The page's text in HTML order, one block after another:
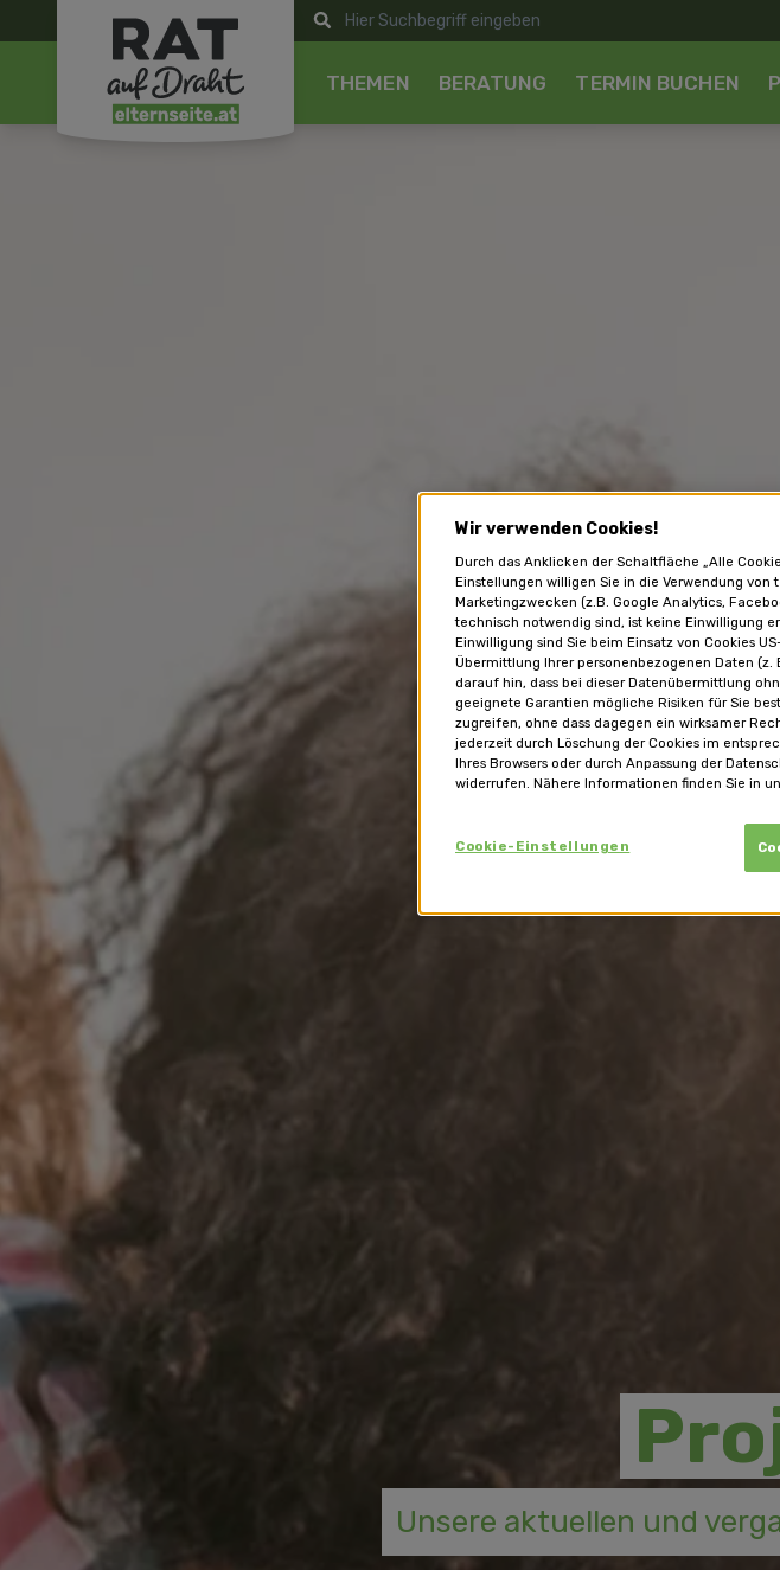
THEMEN BERATUNG TERMIN BUCHEN
Unsere aktuellen und
Wir verwenden Cookies!
Durch das Anklicken der Schaltfläche „Alle
Einstellungen willigen Sie in die Verwendung
Marketingzwecken (z.B. Google Analytics,
technisch notwendig sind, ist keine Einwilligung
Einwilligung sind Sie beim Einsatz von Cookies
Übermittlung Ihrer personenbezogenen Daten (z.
darauf hin, dass bei dieser Datenübermittlung
geeignete Garantien mögliche Risiken für Sie
zugreifen, ohne dass dagegen ein wirksamer
jederzeit durch Löschung der Cookies im
Ihres Browsers oder durch Anpassung der
widerrufen. Nähere Informationen finden Sie in
Cookie-Einstellungen